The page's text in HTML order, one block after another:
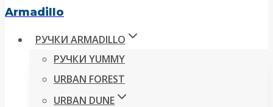
Armadillo
РУЧКИ ARMADILLO
РУЧКИ YUMMY
URBAN FOREST
URBAN DUNE